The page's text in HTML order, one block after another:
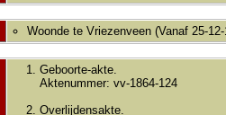
Woonde te Vriezenveen (Vanaf 25-
Geboorte-akte.
Aktenummer: vv-1864-124
Overlijdensakte.